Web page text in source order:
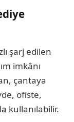
şarj edilen
imkânı
çantaya
ofiste,
kullanılabilir.